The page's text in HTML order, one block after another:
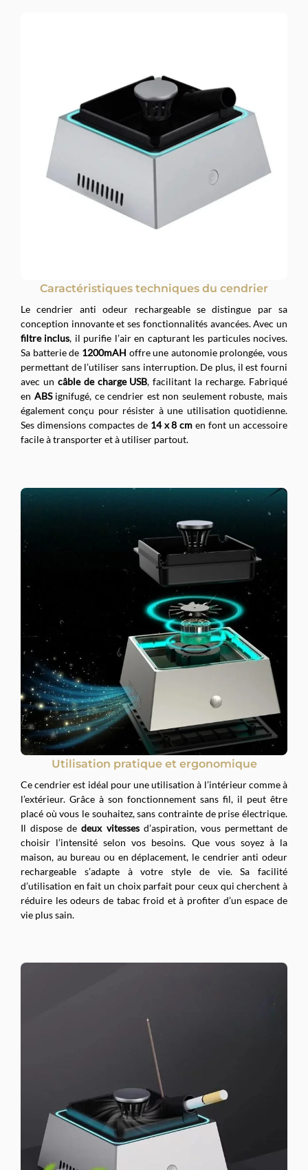
Caractéristiques techniques du cendrier
Le cendrier anti odeur rechargeable se distingue par sa
conception innovante et ses fonctionnalités avancées. Avec un
filtre inclus, il purifie l’air en capturant les particules nocives.
Sa batterie de 1200mAH offre une autonomie prolongée, vous
permettant de l’utiliser sans interruption. De plus, il est fourni
avec un câble de charge USB, facilitant la recharge. Fabriqué
en ABSignifugé, ce cendrier est non seulement robuste, mais
également conçu pour résister à une utilisation quotidienne.
Ses dimensions compactes de 14 x 8 cm en font un accessoire
facile à transporter et à utiliser partout.
Utilisation pratique et ergonomique
Ce cendrier est idéal pour une utilisation à l’intérieur comme à
l’extérieur. Grâce à son fonctionnement sans fil, il peut être
placé où vous le souhaitez, sans contrainte de prise électrique.
Il dispose dedeux vitessesd’aspiration, vous permettant de
choisir l’intensité selon vos besoins. Que vous soyez à la
maison, au bureau ou en déplacement, le cendrier anti odeur
rechargeable s’adapte à votre style de vie. Sa facilité
d’utilisation en fait un choix parfait pour ceux qui cherchent à
réduire les odeurs de tabac froid et à profiter d’un espace de
vie plus sain.